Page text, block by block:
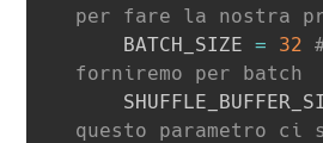
per fare la nostra
    BATCH_SIZE
= 32
forniremo per batch
questo parametro ci